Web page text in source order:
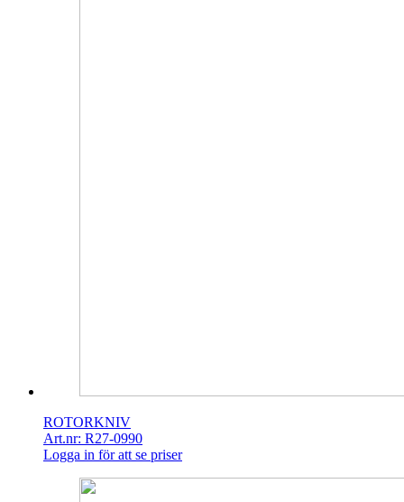
ROTORKNIV
Art.nr: R27-0990
Logga in för att se priser